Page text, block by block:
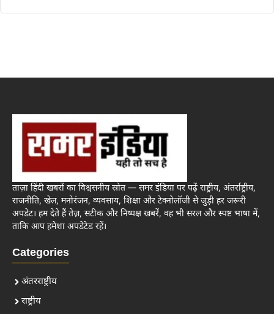
ताज़ा हिंदी खबरों का विश्वसनीय स्रोत — समर इंडिया पर पढ़ें राष्ट्रीय, अंतर्राष्ट्रीय,
राजनीति, खेल, मनोरंजन, व्यवसाय, शिक्षा और टेक्नोलॉजी से जुड़ी हर जरूरी
अपडेट। हम देते हैं तेज़, सटीक और निष्पक्ष खबरें, वह भी सरल और स्पष्ट भाषा में,
ताकि आप हमेशा अपडेटेड रहें।
Categories
अंतरराष्ट्रीय
राष्ट्रीय